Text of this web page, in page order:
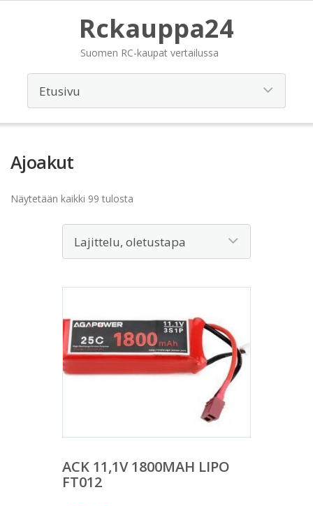
Rckauppa24
Suomen RC-kaupat vertailussa
Ajoakut
Näytetään kaikki 99 tulosta
ACK 11,1V 1800MAH LIPO
FT012